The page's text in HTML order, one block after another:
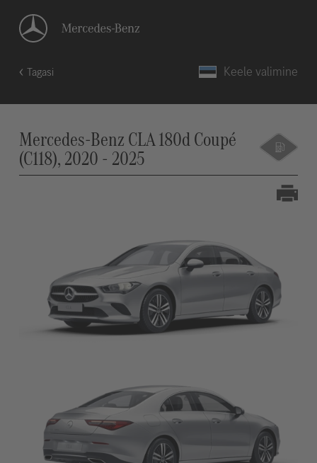
Tagasi Keele valimine
Mercedes-Benz CLA 180d Coupé
(C118), 2020 - 2025